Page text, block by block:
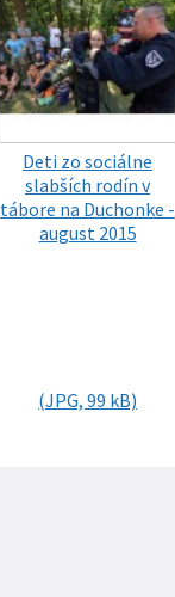
Deti zo sociálne
slabších rodín v
tábore na Duchonke -
august 2015
(JPG, 99 kB)